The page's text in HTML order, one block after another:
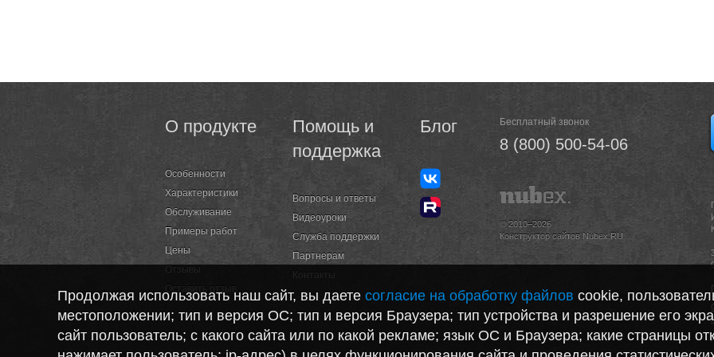
О продукте
Особенности
Характеристики
Обслуживание
Примеры работ
Цены
Отзывы
Оставить отзыв
Помощь и
поддержка
Вопросы и ответы
Видеоуроки
Служба поддержки
Партнерам
Контакты
Блог Бесплатный звонок
8 (800) 500-54-06
© 2010–2026
Конструктор сайтов Nubex.RU
Продолжая использовать наш сайт, вы даете согласие на обработку файлов cookie,
местоположении; тип и версия ОС; тип и версия Браузера; тип устройства и разрешение его
сайт пользователь; с какого сайта или по какой рекламе; язык ОС и Браузера; какие страницы